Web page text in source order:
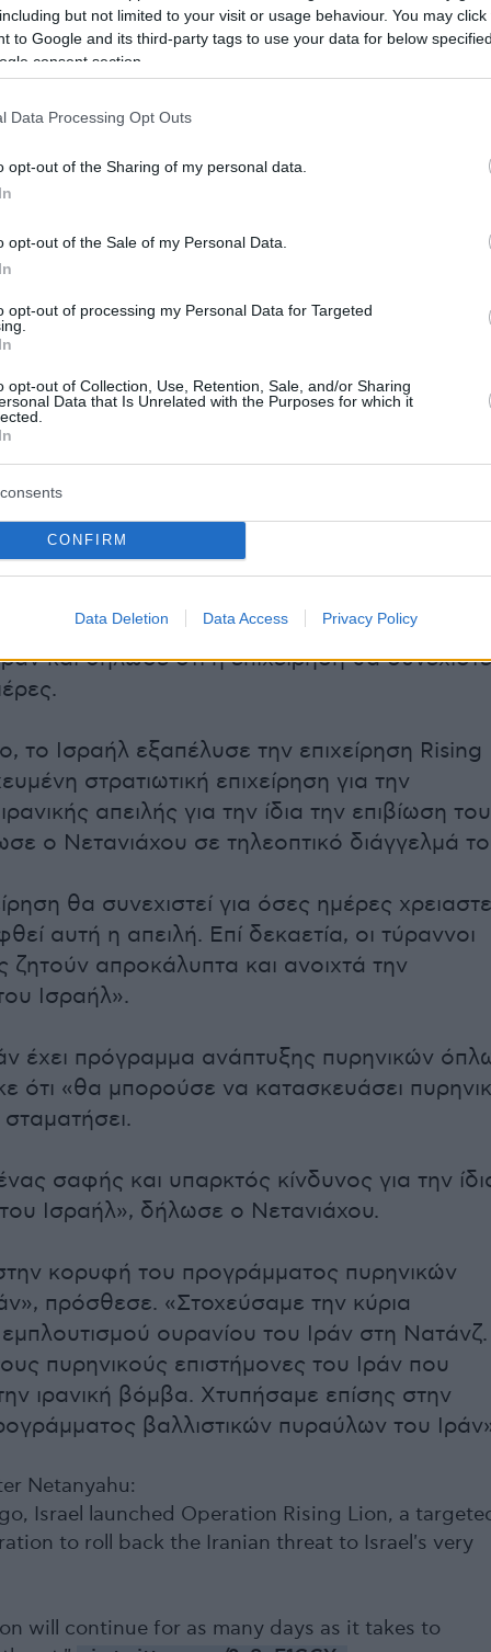
but not limited to your visit or usage behaviour. You may
to Google and its third-party tags to use your data for below
consent section.
Data Processing Opt Outs
opt-out of the Sharing of my personal data.
opt-out of the Sale of my Personal Data.
opt-out of processing my Personal Data for Targeted
opt-out of Collection, Use, Retention, Sale, and/or Sharing
Data that Is Unrelated with the Purposes for which it
CONFIRM
Data Deletion Data Access Privacy Policy
Ισραήλ δεν έχει άλλη επιλογή από το να
υποχρέωση να ενεργήσει για την
αναφέρει η ανακοίνωση.
𝐚 𝐩𝐫𝐞𝐞𝐦𝐩𝐭𝐢𝐯𝐞, 𝐩𝐫𝐞𝐜𝐢𝐬𝐞, 𝐜𝐨𝐦𝐛𝐢𝐧𝐞𝐝 𝐨𝐟𝐟𝐞𝐧𝐬𝐢𝐯𝐞 𝐭𝐨 𝐬𝐭𝐫𝐢𝐤𝐞
𝐩𝐫𝐨𝐠𝐫𝐚𝐦.
jets completed the first stage that included
vtx98P9564
Forces (@IDF)June 13, 2025
Η επιχείρηση κατά του Ιράν θα
για «πολλές ημέρες»
οι ισραηλινές επιδρομές έπληξαν
και δήλωσε ότι η επιχείρηση θα
το Ισραήλ εξαπέλυσε την επιχείρηση Rising
στρατιωτική επιχείρηση για την
απειλής για την ίδια την επιβίωση του
ο Νετανιάχου σε τηλεοπτικό διάγγελμά
θα συνεχιστεί για όσες ημέρες
αυτή η απειλή. Επί δεκαετία, οι τύραννοι
ζητούν απροκάλυπτα και ανοιχτά την
Ισραήλ».
έχει πρόγραμμα ανάπτυξης πυρηνικών
ότι «θα μπορούσε να κατασκευάσει
σαφής και υπαρκτός κίνδυνος για την
Ισραήλ», δήλωσε ο Νετανιάχου.
κορυφή του προγράμματος πυρηνικών
πρόσθεσε. «Στοχεύσαμε την κύρια
ουρανίου του Ιράν στη Νατάνζ.
πυρηνικούς επιστήμονες του Ιράν που
ιρανική βόμβα. Χτυπήσαμε επίσης στην
βαλλιστικών πυραύλων του
Netanyahu:
Israel launched Operation Rising Lion, a
to roll back the Iranian threat to Israel's very
will continue for as many days as it takes to